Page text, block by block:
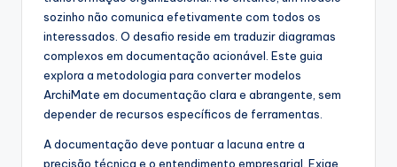
A
sozinho não comunica efetivamente com todos os
interessados. O desafio reside em traduzir diagramas
complexos em documentação acionável. Este guia
explora a metodologia para converter modelos
ArchiMate em documentação clara e abrangente, sem
depender de recursos específicos de ferramentas.
A documentação deve pontuar a lacuna entre a
precisão técnica e o entendimento empresarial. Exige